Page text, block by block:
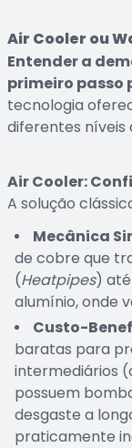
Air Cooler ou
Entender a
primeiro passo
tecnologia
diferentes níveis
Air Cooler:
A solução
Mecânica
de cobre que
(Heatpipes)
alumínio, onde
Custo-
baratas para
intermediários
possuem
desgaste a
praticamente